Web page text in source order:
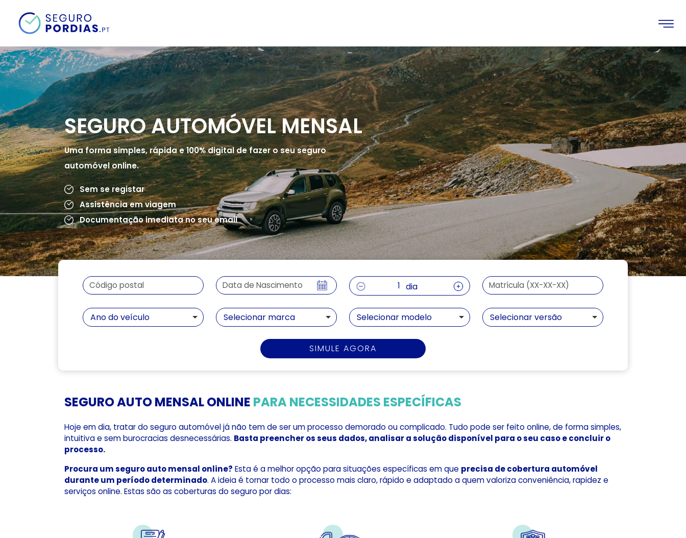
SEGURO AUTOMÓVEL MENSAL
Uma forma simples, rápida e 100% digital de fazer o seu seguro
automóvel online.
Sem se registar
Assistência em viagem
Documentação imediata no seu email
dia
Ano do veículo Selecionar marca Selecionar modelo Selecionar versão
SIMULE AGORA
SEGURO AUTO MENSAL ONLINE PARA NECESSIDADES ESPECÍFICAS
Hoje em dia, tratar do seguro automóvel já não tem de ser um processo demorado ou complicado. Tudo pode ser feito online, de forma simples,
intuitiva e sem burocracias desnecessárias. Basta preencher os seus dados, analisar a solução disponível para o seu caso e concluir o
processo.
Procura um seguro auto mensal online? Esta é a melhor opção para situações específicas em que precisa de cobertura automóvel
durante um período determinado. A ideia é tornar todo o processo mais claro, rápido e adaptado a quem valoriza conveniência, rapidez e
serviços online. Estas são as coberturas do seguro por dias: